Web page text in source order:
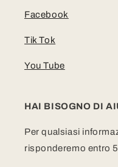
Facebook
Tik Tok
You Tube
HAI BISOGNO DI
Per qualsiasi
risponderemo entro